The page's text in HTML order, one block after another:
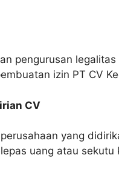
pengurusan
izin PT CV
CV
yang
uang atau sekutu